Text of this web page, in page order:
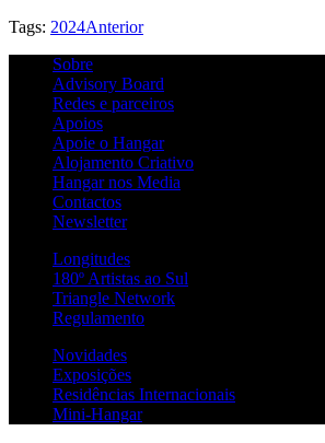
Tags: 2024Anterior
Sobre
Advisory Board
Redes e parceiros
Apoios
Apoie o Hangar
Alojamento Criativo
Hangar nos Media
Contactos
Newsletter
Longitudes
180º Artistas ao Sul
Triangle Network
Regulamento
Novidades
Exposições
Residências Internacionais
Mini-Hangar